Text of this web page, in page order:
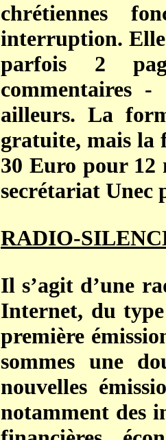
chrétiennes
interruption. Elle
parfois 2
commentaires
ailleurs. La
gratuite, mais la
30 Euro pour 12
secrétariat Unec
RADIO-
Il s’agit d’une
Internet, du
première
sommes une
nouvelles
notamment des